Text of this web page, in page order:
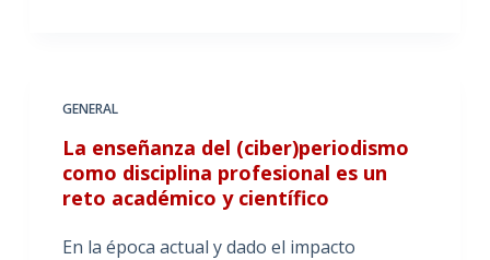
GENERAL
La enseñanza del (ciber)periodismo
como disciplina profesional es un
reto académico y científico
En la época actual y dado el impacto